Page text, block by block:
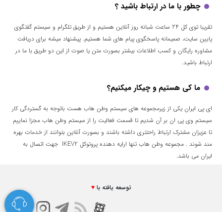
چطور با ما در ارتباط باشید ؟
تقریبا توی کل 24 ساعت شبانه روز آنلاین هستیم و از طریق تلگرام و سیستم گفتگوی
پایین سایت، صمیمانه پاسخگوی پیام های شما هستیم. پیشنهاد میشه برای دریافت
مشاوره رایگان و کسب اطلاعات بیشتر بصورت متن یا صوت از این دو طریق با ما در
ارتباط باشید.
ما کی هستیم و چیکار میکنیم؟
ای پی ایران یکی از زیرمجموعه های سیستم وطن هاب هست باتوجه به گستردگی کار
سیستم وی پی ان بر آن شدیم تا قسمت فعالیت را از سیستم وطن هاب مجزا نماییم
تا عزیزان مشترک ارتباط راحتتری داشته باشند و بصورت آنلاین بتوانند از خدمات بهره
مند شوند . مجموعه وطن هاب تنها ارایه دهنده پروتوکل IKEV2 جهت اتصال به
ایران می باشد.
توسعه یافته با♥